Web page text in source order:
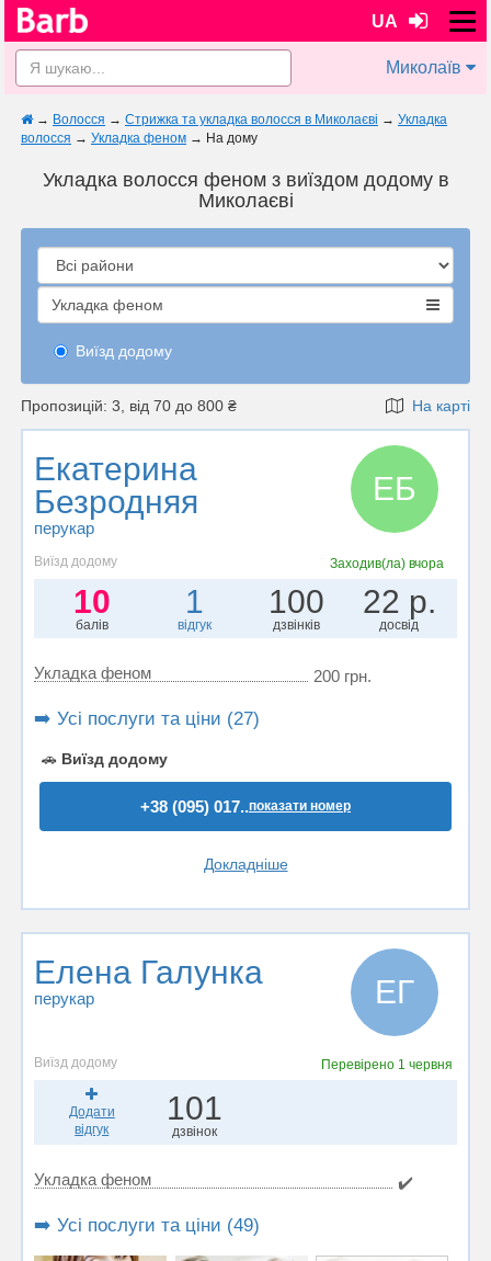
UA
Миколаїв
→ Волосся → Стрижка та укладка волосся в Миколаєві → Укладка
волосся → Укладка феном → На дому
Укладка волосся феном з виїздом додому в
Миколаєві
Укладка феном
Виїзд додому
Пропозицій: 3, від 70 до 800 ₴ На карті
Екатерина
Безродняя
перукар
ЕБ
Виїзд додому Заходив(ла) вчора
10
балів
1
відгук
100
дзвінків
22 р.
досвід
Укладка феном 200 грн.
➡️ Усі послуги та ціни (27)
🚗 Виїзд додому
+38 (095) 017..показати номер
Докладніше
Елена Галунка
перукар ЕГ
Виїзд додому Перевірено 1 червня
Додати
відгук
101
дзвінок
Укладка феном ✔️
➡️ Усі послуги та ціни (49)